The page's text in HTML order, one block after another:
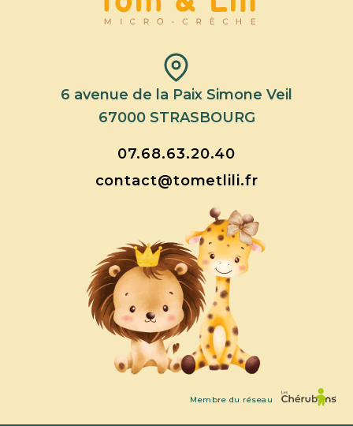
6 avenue de la Paix Simone Veil
67000 STRASBOURG
07.68.63.20.40
contact@tometlili.fr
Membre du réseau